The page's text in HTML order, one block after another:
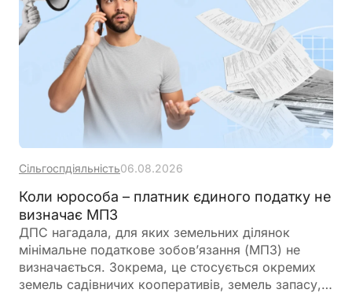
Сільгоспдіяльність06.08.2026
Коли юрособа – платник єдиного податку не
визначає МПЗ
ДПС нагадала, для яких земельних ділянок
мінімальне податкове зобов’язання (МПЗ) не
визначається. Зокрема, це стосується окремих
земель садівничих кооперативів, земель запасу,